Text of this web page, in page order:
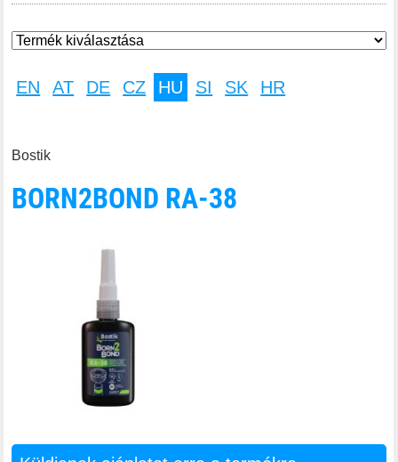
EN AT DE CZ HU SI SK HR
Bostik
BORN2BOND RA-38